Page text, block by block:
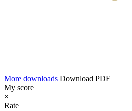
More downloads Download PDF
My score
×
Rate